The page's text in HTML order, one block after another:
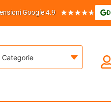
Google 4.9 ★★★★★
Categorie